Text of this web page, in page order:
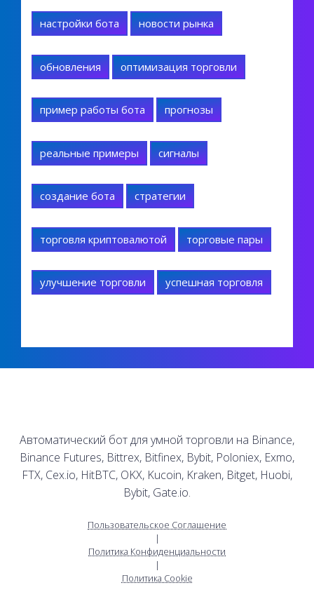
настройки бота новости рынка
обновления оптимизация торговли
пример работы бота прогнозы
реальные примеры сигналы
создание бота стратегии
торговля криптовалютой торговые пары
улучшение торговли успешная торговля
Автоматический бот для умной торговли на Binance,
Binance Futures, Bittrex, Bitfinex, Bybit, Poloniex, Exmo,
FTX, Cex.io, HitBTC, OKX, Kucoin, Kraken, Bitget, Huobi,
Bybit, Gate.io.
Пользовательское Соглашение
|
Политика Конфиденциальности
|
Политика Cookie